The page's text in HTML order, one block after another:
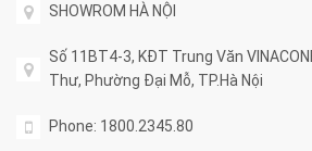
SHOWROM HÀ NỘI
Số 11BT4-3, KĐT Trung Văn
Thư, Phường Đại Mỗ, TP.Hà Nội
Phone: 1800.2345.80